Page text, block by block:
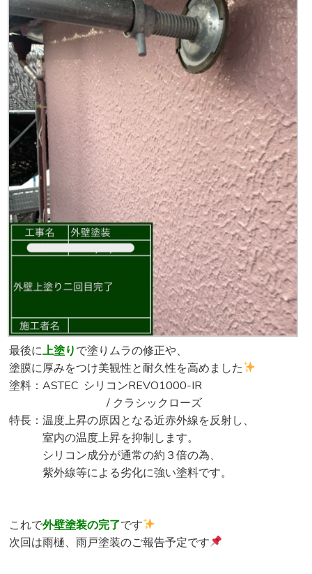
最後に上塗りで塗りムラの修正や、
塗膜に厚みをつけ美観性と耐久性を高めました
塗料：ASTEC シリコンREVO1000-IR
/ クラシックローズ
特長：温度上昇の原因となる近赤外線を反射し、
室内の温度上昇を抑制します。
シリコン成分が通常の約３倍の為、
紫外線等による劣化に強い塗料です。
これで外壁塗装の完了です
次回は雨樋、雨戸塗装のご報告予定です